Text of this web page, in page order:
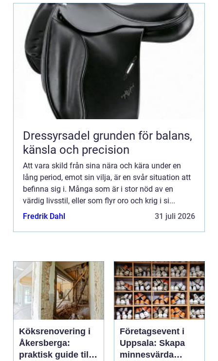
Dressyrsadel grunden för balans,
känsla och precision
Att vara skild från sina nära och kära under en
lång period, emot sin vilja, är en svår situation att
befinna sig i. Många som är i stor nöd av en
värdig livsstil, eller som flyr oro och krig i si...
Fredrik Dahl
31 juli 2026
Köksrenovering i
Åkersberga:
praktisk guide till
Företagsevent i
Uppsala: Skapa
minnesvärda